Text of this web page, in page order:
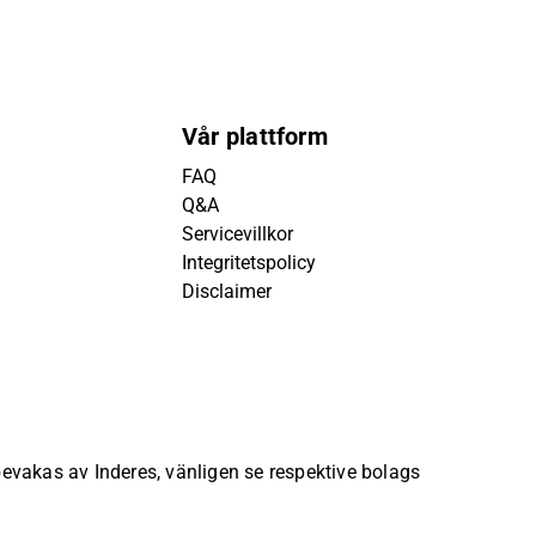
Vår plattform
FAQ
Q&A
Servicevillkor
Integritetspolicy
Disclaimer
av Inderes, vänligen se respektive bolags